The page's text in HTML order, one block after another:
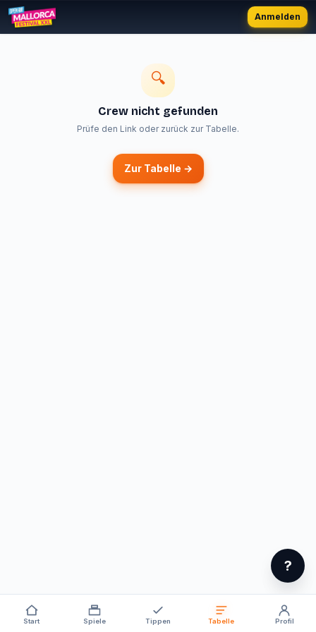
Anmelden
🔍
Crew nicht gefunden
Prüfe den Link oder zurück zur Tabelle.
Zur Tabelle →
Start Spiele Tippen Tabelle Profil
?